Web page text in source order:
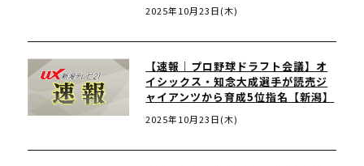
2025年10月23日(木)
【速報｜プロ野球ドラフト会議】オ
イシックス・知念大成選手が読売ジ
ャイアンツから育成5位指名【新潟】
2025年10月23日(木)